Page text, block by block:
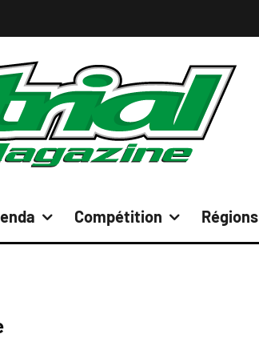
Compétition Régions